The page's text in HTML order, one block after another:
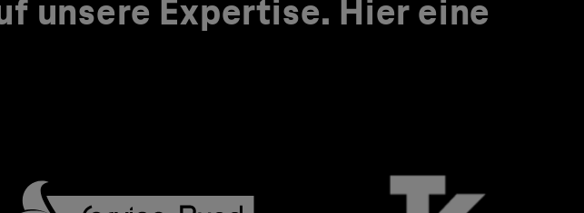
unsere Expertise. Hier eine